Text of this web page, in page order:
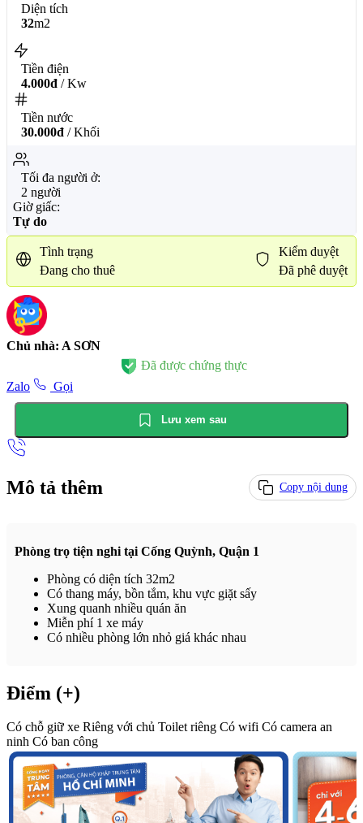
Diện tích
32m2
Tiền điện
4.000đ / Kw
Tiền nước
30.000đ / Khối
Tối đa người ở:
2 người
Giờ giấc:
Tự do
Tình trạng
Đang cho thuê
Kiểm duyệt
Đã phê duyệt
Chủ nhà: A SƠN
Đã được chứng thực
Zalo
Gọi
Lưu xem sau
Mô tả thêm Copy nội dung
Phòng trọ tiện nghi tại Cống Quỳnh, Quận 1
Phòng có diện tích 32m2
Có thang máy, bồn tắm, khu vực giặt sấy
Xung quanh nhiều quán ăn
Miễn phí 1 xe máy
Có nhiều phòng lớn nhỏ giá khác nhau
Điểm (+)
Có chỗ giữ xe Riêng với chủ Toilet riêng Có wifi Có camera an
ninh Có ban công